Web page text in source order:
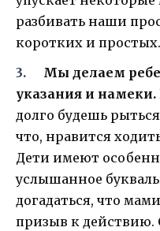
разбивать наши
коротких и простых.
Мы делаем
указания и намеки.
долго будешь
что, нравится
Дети имеют
услышанное
догадаться, что
призыв к действию.